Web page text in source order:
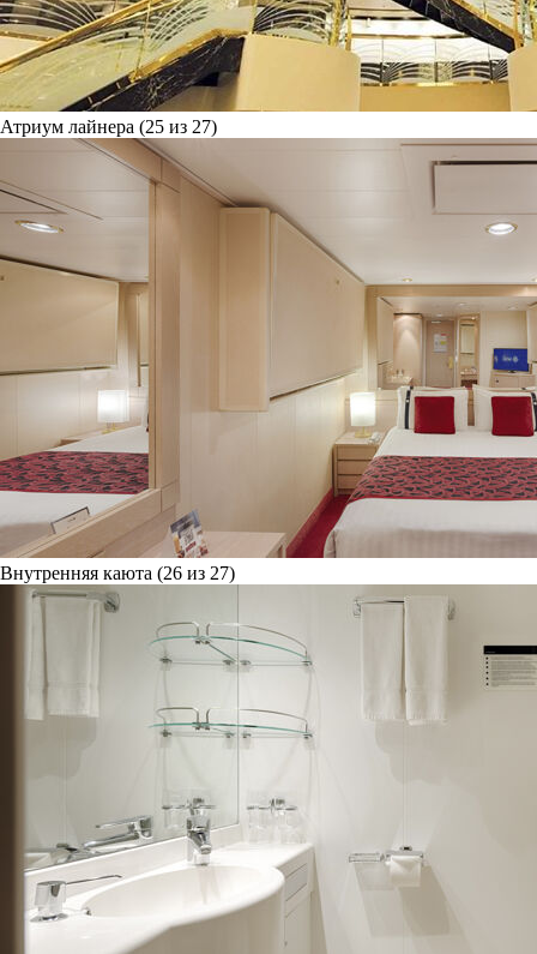
Атриум лайнера (25 из 27)
Внутренняя каюта (26 из 27)